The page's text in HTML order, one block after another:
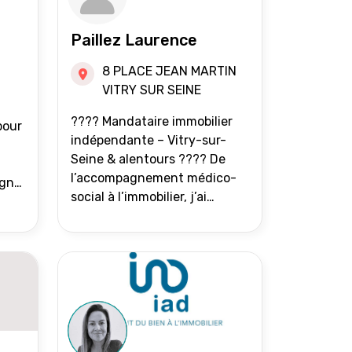
Paillez Laurence
8 PLACE JEAN MARTIN
VITRY SUR SEINE
???? Mandataire immobilier
indépendante – Vitry-sur-
Seine & alentours ???? De
l’accompagnement médico-
social à l’immobilier, j’ai
gens à avancer sereinement.
Aujourd’hui, j’accompagne
mes clients avec franchise,
écoute et énergie pour
vendre ou acheter leur bien
immobilier. ???? 300 familles
accompagnées en 8 ans, 90 %